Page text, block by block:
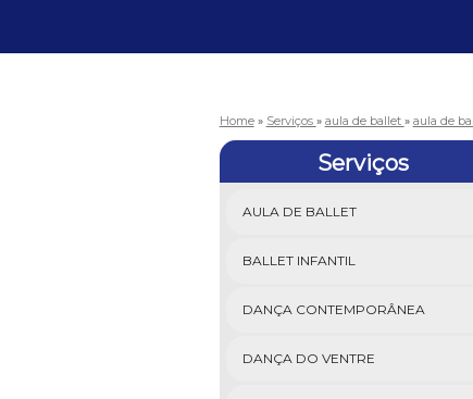
Home » Serviços » aula de ballet » aula de
Serviços
AULA DE BALLET
BALLET INFANTIL
DANÇA CONTEMPORÂNEA
DANÇA DO VENTRE